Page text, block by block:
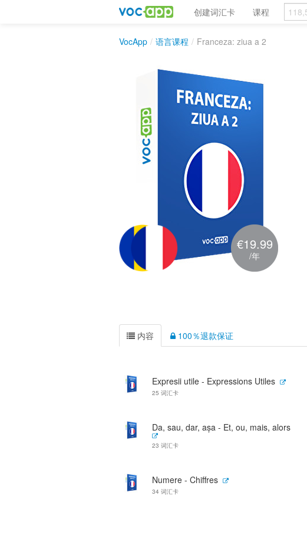
创建词汇卡 课程
VocApp / 语言课程 / Franceza: ziua a 2
€19.99
/年
内容 100％退款保证
Expresii utile - Expressions Utiles
25 词汇卡
Da, sau, dar, așa - Et, ou, mais, alors
23 词汇卡
Numere - Chiffres
34 词汇卡